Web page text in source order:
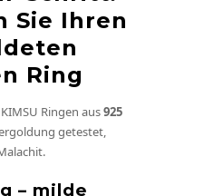
Sie Ihren
Ring
Ringen aus925
getestet,
– milde